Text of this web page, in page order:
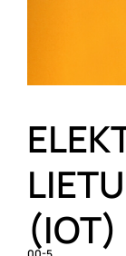
(IOT)